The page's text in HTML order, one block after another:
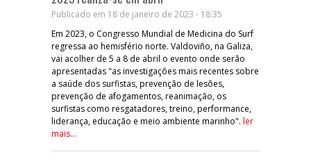
Publicado em 18 de janeiro de 2023 - 18:35
Em 2023, o Congresso Mundial de Medicina do Surf
regressa ao hemisfério norte. Valdoviño, na Galiza,
vai acolher de 5 a 8 de abril o evento onde serão
apresentadas "as investigações mais recentes sobre
a saúde dos surfistas, prevenção de lesões,
prevenção de afogamentos, reanimação, os
surfistas como resgatadores, treino, performance,
liderança, educação e meio ambiente marinho". ler
mais...